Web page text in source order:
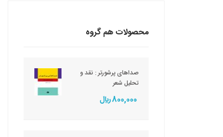
محصولات هم گروه
صداهای پرشورتر : نقد و
تحلیل شعر
800,000 ريال